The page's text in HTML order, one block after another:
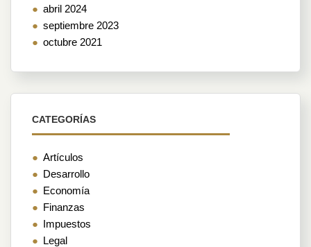
abril 2024
septiembre 2023
octubre 2021
CATEGORÍAS
Artículos
Desarrollo
Economía
Finanzas
Impuestos
Legal